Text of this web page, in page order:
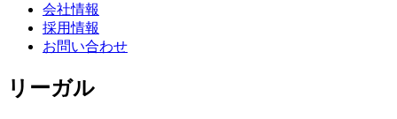
会社情報
採用情報
お問い合わせ
リーガル